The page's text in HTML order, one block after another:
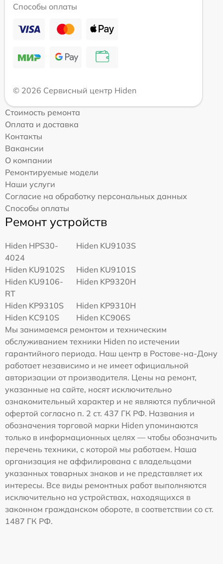
Способы оплаты
© 2026 Сервисный центр Hiden
Стоимость ремонта
Оплата и доставка
Контакты
Вакансии
О компании
Ремонтируемые модели
Наши услуги
Согласие на обработку персональных данных
Способы оплаты
Ремонт устройств
Hiden HPS30-
4024
Hiden KU9103S
Hiden KU9102S
Hiden KU9101S
Hiden KU9106-
RT
Hiden KP9320H
Hiden KP9310S
Hiden KP9310H
Hiden KC910S
Hiden KC906S
Мы занимаемся ремонтом и техническим
обслуживанием техники Hiden по истечении
гарантийного периода. Наш центр в Ростове-на-Дону
работает независимо и не имеет официальной
авторизации от производителя. Цены на ремонт,
указанные на сайте, носят исключительно
ознакомительный характер и не являются публичной
офертой согласно п. 2 ст. 437 ГК РФ. Названия и
обозначения торговой марки Hiden упоминаются
только в информационных целях — чтобы обозначить
перечень техники, с которой мы работаем. Наша
организация не аффилирована с владельцами
указанных товарных знаков и не представляет их
интересы. Все виды ремонтных работ выполняются
исключительно на устройствах, находящихся в
законном гражданском обороте, в соответствии со ст.
1487 ГК РФ.